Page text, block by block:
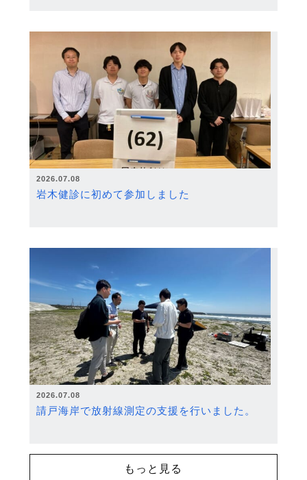
2026.07.08
岩木健診に初めて参加しました
2026.07.08
請戸海岸で放射線測定の支援を行いました。
もっと見る